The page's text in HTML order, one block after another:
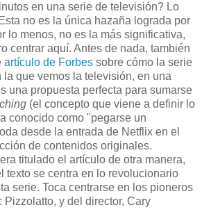
en una serie de televisión? Lo
no es la única hazaña lograda por
lo menos, no es la más significativa,
centrar aquí. Antes de nada, también
artículo de Forbes sobre cómo la serie
la que vemos la televisión, en una
una propuesta perfecta para sumarse
(el concepto que viene a definir lo
conocido como "pegarse un
desde la entrada de Netflix en el
de contenidos originales.
titulado el artículo de otra manera,
texto se centra en lo revolucionario
serie. Toca centrarse en los pioneros
Pizzolatto, y del director, Cary